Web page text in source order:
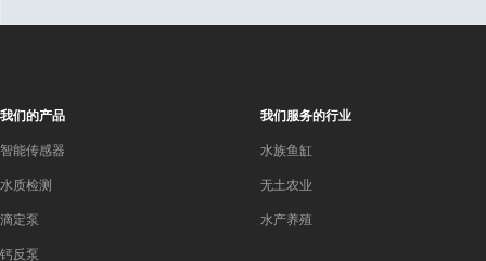
我们的产品
智能传感器
水质检测
滴定泵
钙反泵
我们服务的行业
水族鱼缸
无土农业
水产养殖